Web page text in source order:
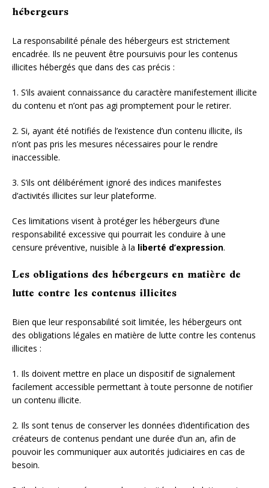
hébergeurs
La responsabilité pénale des hébergeurs est strictement
encadrée. Ils ne peuvent être poursuivis pour les contenus
illicites hébergés que dans des cas précis :
1. S’ils avaient connaissance du caractère manifestement illicite
du contenu et n’ont pas agi promptement pour le retirer.
2. Si, ayant été notifiés de l’existence d’un contenu illicite, ils
n’ont pas pris les mesures nécessaires pour le rendre
inaccessible.
3. S’ils ont délibérément ignoré des indices manifestes
d’activités illicites sur leur plateforme.
Ces limitations visent à protéger les hébergeurs d’une
responsabilité excessive qui pourrait les conduire à une
censure préventive, nuisible à la liberté d’expression.
Les obligations des hébergeurs en matière de
lutte contre les contenus illicites
Bien que leur responsabilité soit limitée, les hébergeurs ont
des obligations légales en matière de lutte contre les contenus
illicites :
1. Ils doivent mettre en place un dispositif de signalement
facilement accessible permettant à toute personne de notifier
un contenu illicite.
2. Ils sont tenus de conserver les données d’identification des
créateurs de contenus pendant une durée d’un an, afin de
pouvoir les communiquer aux autorités judiciaires en cas de
besoin.